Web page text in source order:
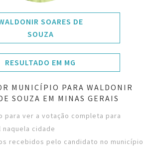
SOARES DE
SOUZA
RESULTADO EM MG
MUNICÍPIO PARA WALDONIR
SOUZA EM MINAS GERAIS
para ver a votação completa para
naquela cidade
recebidos pelo candidato no município